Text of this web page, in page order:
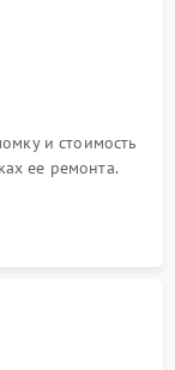
и стоимость
ее ремонта.